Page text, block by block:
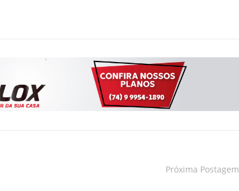
Próxima Postagem